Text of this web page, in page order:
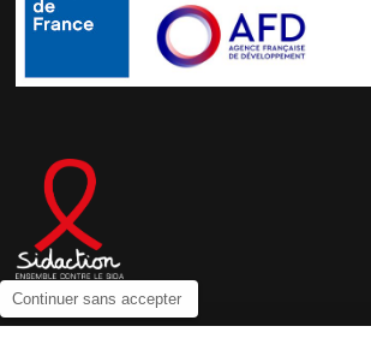
Continuer sans accepter